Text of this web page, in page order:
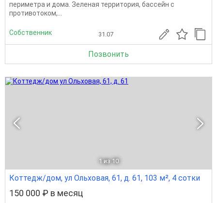
периметра и дома. Зеленая территория, бассейн с
противотоком,...
Собственник 31.07
Позвонить
1 из 10
Коттедж/дом, ул Ольховая, 61, д. 61, 103 м², 4 сотки
150 000 ₽ в месяц